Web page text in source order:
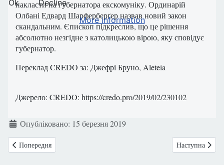
накласти на губернатора екскомуніку. Ординарій
Олбані Едвард Шарферберґер назвав новий закон
скандальним. Єпископ підкреслив, що це рішення
абсолютно незгідне з католицькою вірою, яку сповідує
губернатор.
Переклад CREDO за: Джефрі Бруно, Aleteia
Джерело: CREDO: https://credo.pro/2019/02/230102
ДеталіОпубліковано: 15 березня 2019
Попередня стаття: Заборона гомошлюбів— це не порушення прав
Попередня Наступна
Наступна
Ok
Decline
More information